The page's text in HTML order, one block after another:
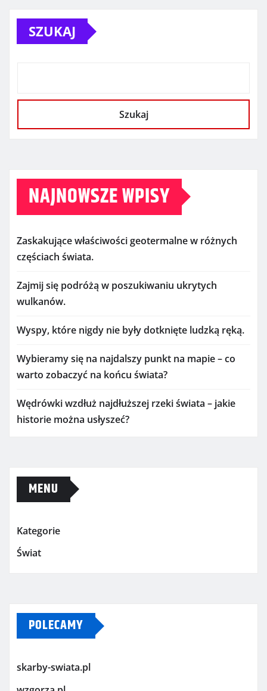
SZUKAJ
Szukaj
NAJNOWSZE WPISY
Zaskakujące właściwości geotermalne w różnych
częściach świata.
Zajmij się podróżą w poszukiwaniu ukrytych
wulkanów.
Wyspy, które nigdy nie były dotknięte ludzką ręką.
Wybieramy się na najdalszy punkt na mapie – co
warto zobaczyć na końcu świata?
Wędrówki wzdłuż najdłuższej rzeki świata – jakie
historie można usłyszeć?
MENU
Kategorie
Świat
POLECAMY
skarby-swiata.pl